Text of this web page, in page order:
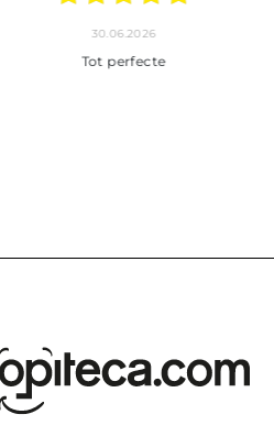
24.06.2026
***